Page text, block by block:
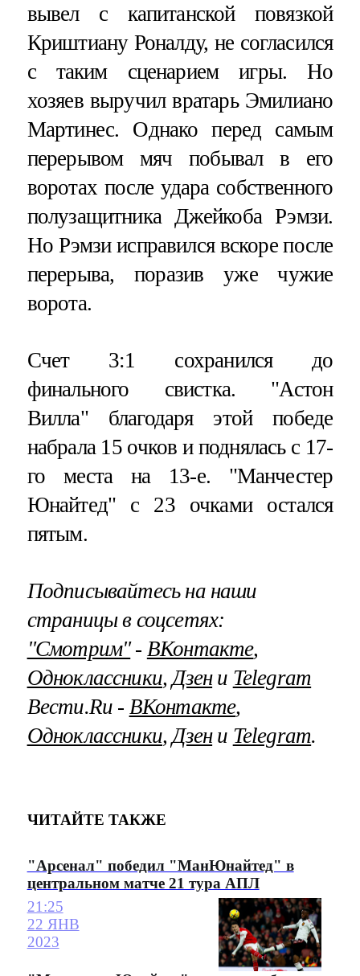
вывел с капитанской повязкой
Криштиану Роналду, не согласился
с таким сценарием игры. Но
хозяев выручил вратарь Эмилиано
Мартинес. Однако перед самым
перерывом мяч побывал в его
воротах после удара собственного
полузащитника Джейкоба Рэмзи.
Но Рэмзи исправился вскоре после
перерыва, поразив уже чужие
ворота.
Счет 3:1 сохранился до
финального свистка. "Астон
Вилла" благодаря этой победе
набрала 15 очков и поднялась с 17-
го места на 13-е. "Манчестер
Юнайтед" с 23 очками остался
пятым.
Подписывайтесь на наши
страницы в соцсетях:
"Смотрим"‐ ВКонтакте,
Одноклассники,Дзени Telegram
Вести.Ru ‐ ВКонтакте,
Одноклассники,Дзени Telegram.
ЧИТАЙТЕ ТАКЖЕ
"Арсенал" победил "МанЮнайтед" в
центральном матче 21 тура АПЛ
21:25
22 ЯНВ
2023